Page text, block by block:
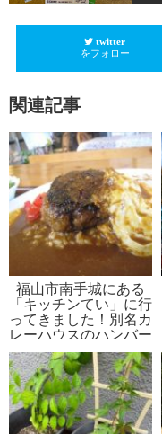
twitter
をフォロー
関連記事
福山市南手城にある
「キッチンてい」に行
ってきました！別名カ
レーハウスのハンバー
グカレー